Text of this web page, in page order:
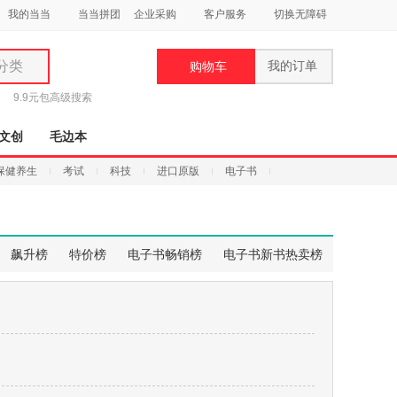
我的当当 当当拼团 企业采购 客户服务 切换无障碍
类
9.9元包高级搜索
购物车 我的订单
创 毛边本
健养生 考试 科技 进口原版 电子书
飙升榜 特价榜 电子书畅销榜 电子书新书热卖榜